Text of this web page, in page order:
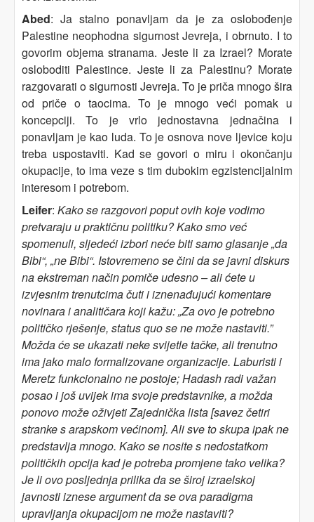
Abed: Ja stalno ponavljam da je za oslobođenje
Palestine neophodna sigurnost Jevreja, i obrnuto. I to
govorim objema stranama. Jeste li za Izrael? Morate
osloboditi Palestince. Jeste li za Palestinu? Morate
razgovarati o sigurnosti Jevreja. To je priča mnogo šira
od priče o taocima. To je mnogo veći pomak u
koncepciji. To je vrlo jednostavna jednačina i
ponavljam je kao luda. To je osnova nove ljevice koju
treba uspostaviti. Kad se govori o miru i okončanju
okupacije, to ima veze s tim dubokim egzistencijalnim
interesom i potrebom.
Leifer: Kako se razgovori poput ovih koje vodimo
pretvaraju u praktičnu politiku? Kako smo već
spomenuli, sljedeći izbori neće biti samo glasanje „da
Bibi“, „ne Bibi“. Istovremeno se čini da se javni diskurs
na ekstreman način pomiče udesno – ali ćete u
izvjesnim trenutcima čuti i iznenađujući komentare
novinara i analitičara koji kažu: „Za ovo je potrebno
političko rješenje, status quo se ne može nastaviti.”
Možda će se ukazati neke svijetle tačke, ali trenutno
ima jako malo formalizovane organizacije. Laburisti i
Meretz funkcionalno ne postoje; Hadash radi važan
posao i još uvijek ima svoje predstavnike, a možda
ponovo može oživjeti Zajednička lista [savez četiri
stranke s arapskom većinom]. Ali sve to skupa ipak ne
predstavlja mnogo. Kako se nosite s nedostatkom
političkih opcija kad je potreba promjene tako velika?
Je li ovo posljednja prilika da se široj izraelskoj
javnosti iznese argument da se ova paradigma
upravljanja okupacijom ne može nastaviti?